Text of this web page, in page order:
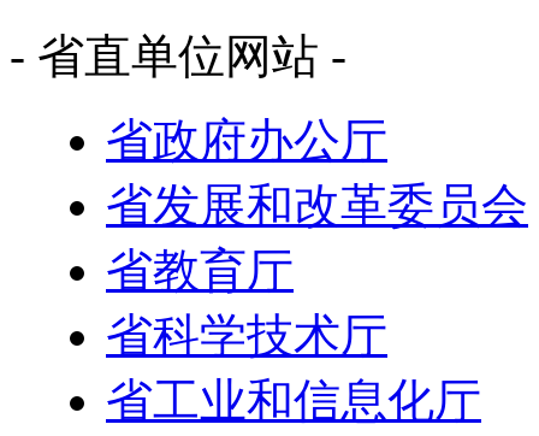
- 省直单位网站 -
省政府办公厅
省发展和改革委员会
省教育厅
省科学技术厅
省工业和信息化厅